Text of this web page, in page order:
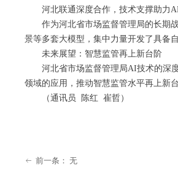
河北联通深度合作，技术支撑助力
作为河北省市场监督管理局的长期
景等多套大模型，集中力量开发了具备
未来展望：智慧监管再上新台阶
河北省市场监督管理局AI技术的深
领域的应用，推动智慧监管水平再上新
（通讯员 陈红 崔哲）
ꂃ 前一条： 无